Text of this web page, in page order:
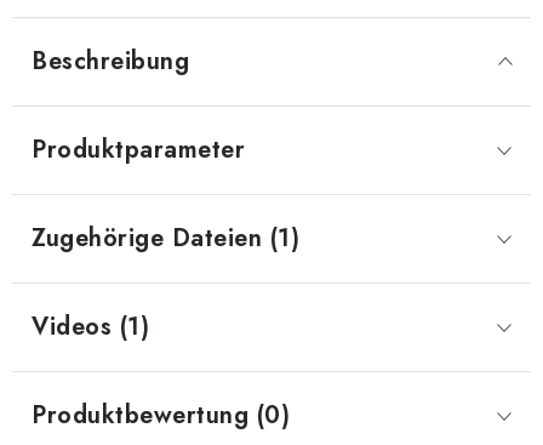
Beschreibung
Produktparameter
Zugehörige Dateien (1)
Videos (1)
Produktbewertung (0)